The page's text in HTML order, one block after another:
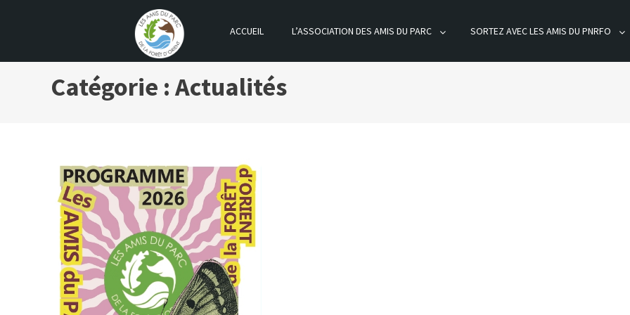
LES AMIS DU PARC DE LA FORÊT D'ORIENT
ACCUEIL L’ASSOCIATION DES AMIS DU PARC SORTEZ AVEC LES AMIS DU PNRFO
Catégorie : Actualités